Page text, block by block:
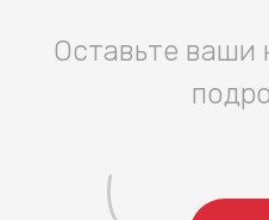
Оставьте ваши